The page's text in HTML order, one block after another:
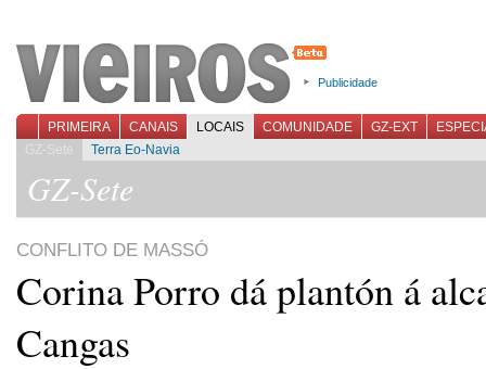
Publicidade
PRIMEIRA CANAIS LOCAIS COMUNIDADE GZ-EXT
GZ-Sete
Terra Eo-Navia
GZ-Sete
CONFLITO DE MASSÓ
Corina Porro dá plantón á
Cangas